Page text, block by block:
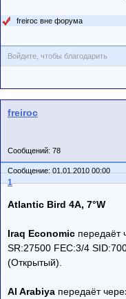
freiroc вне форума
Войдите, чтобы благодарить
freiroc
Сообщений: 78
Сообщение: 01.01.2010 00:00
1
Atlantic Bird 4A, 7°W
Iraq Economic передаёт
SR:27500 FEC:3/4
(Открытый).
Al Arabiya передаёт